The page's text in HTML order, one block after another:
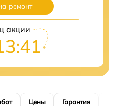
ремонт
акции
Цены Гарантия